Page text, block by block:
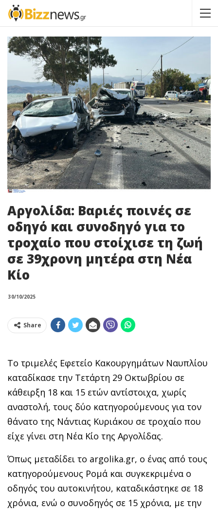
Αργολίδα: Βαριές ποινές σε
οδηγό και συνοδηγό για το
τροχαίο που στοίχισε τη ζωή
σε 39χρονη μητέρα στη Νέα
Κίο
30/10/2025
Share
Το τριμελές Εφετείο Κακουργημάτων Ναυπλίου
καταδίκασε την Τετάρτη 29 Οκτωβρίου σε
κάθειρξη 18 και 15 ετών αντίστοιχα, χωρίς
αναστολή, τους δύο κατηγορούμενους για τον
θάνατο της Νάντιας Κυριάκου σε τροχαίο που
είχε γίνει στη Νέα Κίο της Αργολίδας.
Όπως μεταδίδει το argolika.gr, o ένας από τους
κατηγορούμενους Ρομά και συγκεκριμένα ο
οδηγός του αυτοκινήτου, καταδικάστηκε σε 18
χρόνια, ενώ ο συνοδηγός σε 15 χρόνια, με την